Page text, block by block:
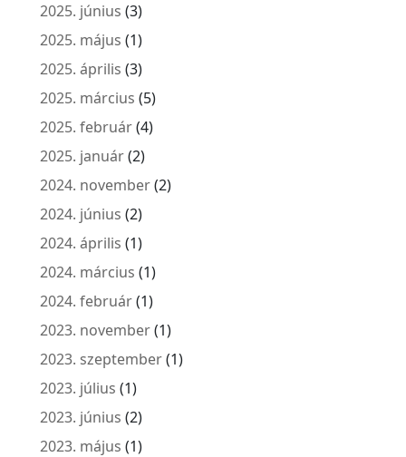
2025. június (3)
2025. május (1)
2025. április (3)
2025. március (5)
2025. február(4)
2025. január(2)
2024. november(2)
2024. június (2)
2024. április (1)
2024. március (1)
2024. február(1)
2023. november(1)
2023. szeptember(1)
2023. július (1)
2023. június (2)
2023. május (1)